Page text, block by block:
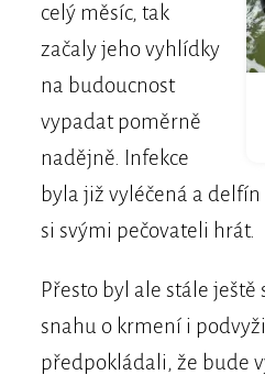
celý měsíc, tak
začaly jeho vyhlídky
na budoucnost
vypadat poměrně
nadějně. Infekce
byla již vyléčená a
si svými pečovateli hrát.
Přesto byl ale stále ještě
snahu o krmení i
předpokládali, že bude